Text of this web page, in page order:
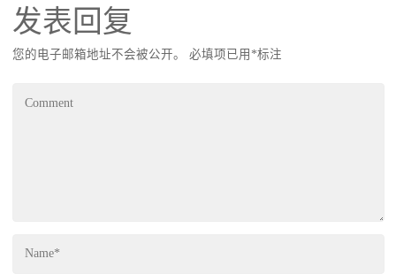
发表回复
您的电子邮箱地址不会被公开。 必填项已用 *标注